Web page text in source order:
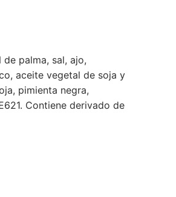
palma, sal, ajo,
aceite vegetal de soja y
pimienta negra,
Contiene derivado de